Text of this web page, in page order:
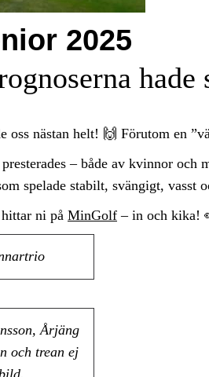
2025
oss nästan helt! 🙌 Förutom en
– både av kvinnor och
spelade stabilt, svängigt, vasst
ni på MinGolf – in och kika!
Årjäng
och trean ej